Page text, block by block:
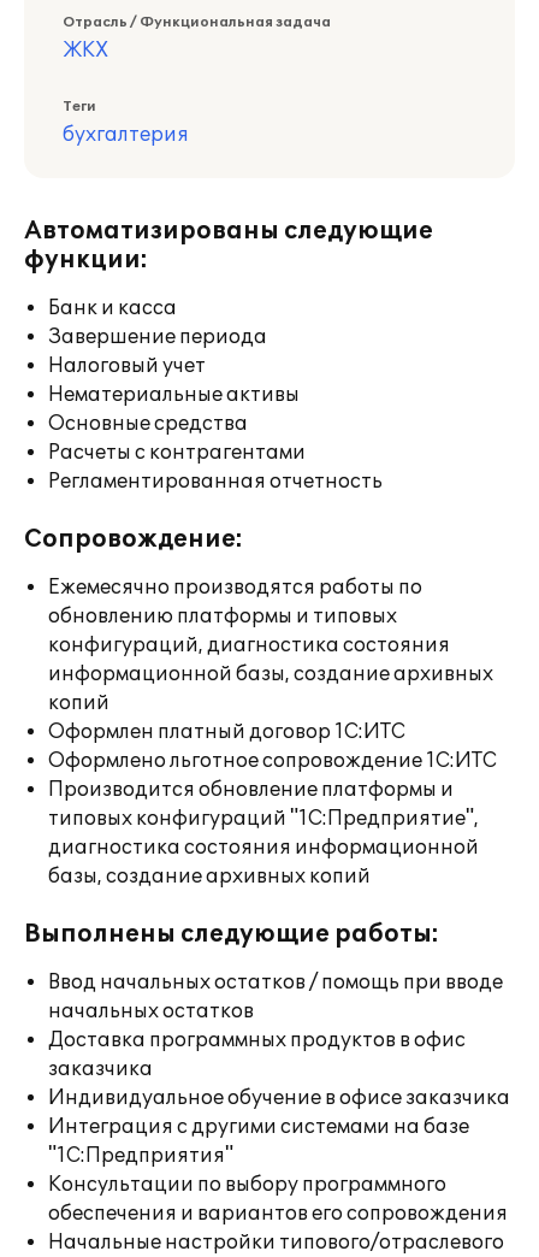
Отрасль / Функциональная задача
ЖКХ
Теги
бухгалтерия
Автоматизированы следующие
функции:
Банк и касса
Завершение периода
Налоговый учет
Нематериальные активы
Основные средства
Расчеты с контрагентами
Регламентированная отчетность
Сопровождение:
Ежемесячно производятся работы по
обновлению платформы и типовых
конфигураций, диагностика состояния
информационной базы, создание архивных
копий
Оформлен платный договор 1С:ИТС
Оформлено льготное сопровождение 1С:ИТС
Производится обновление платформы и
типовых конфигураций "1С:Предприятие",
диагностика состояния информационной
базы, создание архивных копий
Выполнены следующие работы:
Ввод начальных остатков / помощь при вводе
начальных остатков
Доставка программных продуктов в офис
заказчика
Индивидуальное обучение в офисе заказчика
Интеграция с другими системами на базе
"1С:Предприятия"
Консультации по выбору программного
обеспечения и вариантов его сопровождения
Начальные настройки типового/отраслевого